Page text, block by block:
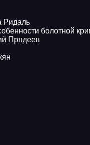
Ридаль
болотной
Прядеев